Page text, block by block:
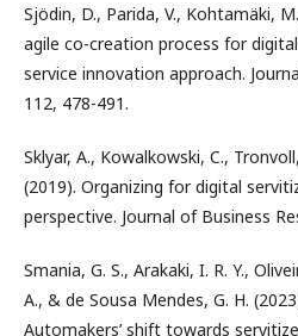
Sjödin, D., Parida, V., Kohtamäki,
agile co-creation process for
service innovation approach.
112, 478-491.
Sklyar, A., Kowalkowski, C.,
(2019). Organizing for digital
perspective. Journal of Business
Smania, G. S., Arakaki, I. R. Y.,
A., & de Sousa Mendes, G. H.
Automakers’ shift towards